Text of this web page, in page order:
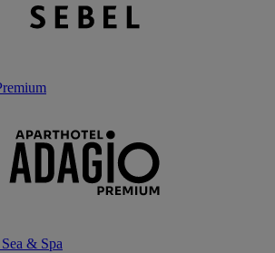
& Spa